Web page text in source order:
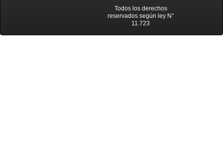
Todos los derechos
reservados según ley N°
11.723